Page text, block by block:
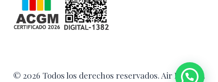
© 2026 Todos los derechos reservados. Air Femme.